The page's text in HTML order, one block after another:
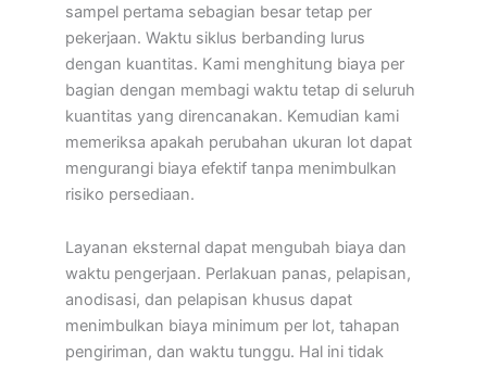
sampel pertama sebagian besar tetap per
pekerjaan. Waktu siklus berbanding lurus
dengan kuantitas. Kami menghitung biaya per
bagian dengan membagi waktu tetap di seluruh
kuantitas yang direncanakan. Kemudian kami
memeriksa apakah perubahan ukuran lot dapat
mengurangi biaya efektif tanpa menimbulkan
risiko persediaan.
Layanan eksternal dapat mengubah biaya dan
waktu pengerjaan. Perlakuan panas, pelapisan,
anodisasi, dan pelapisan khusus dapat
menimbulkan biaya minimum per lot, tahapan
pengiriman, dan waktu tunggu. Hal ini tidak